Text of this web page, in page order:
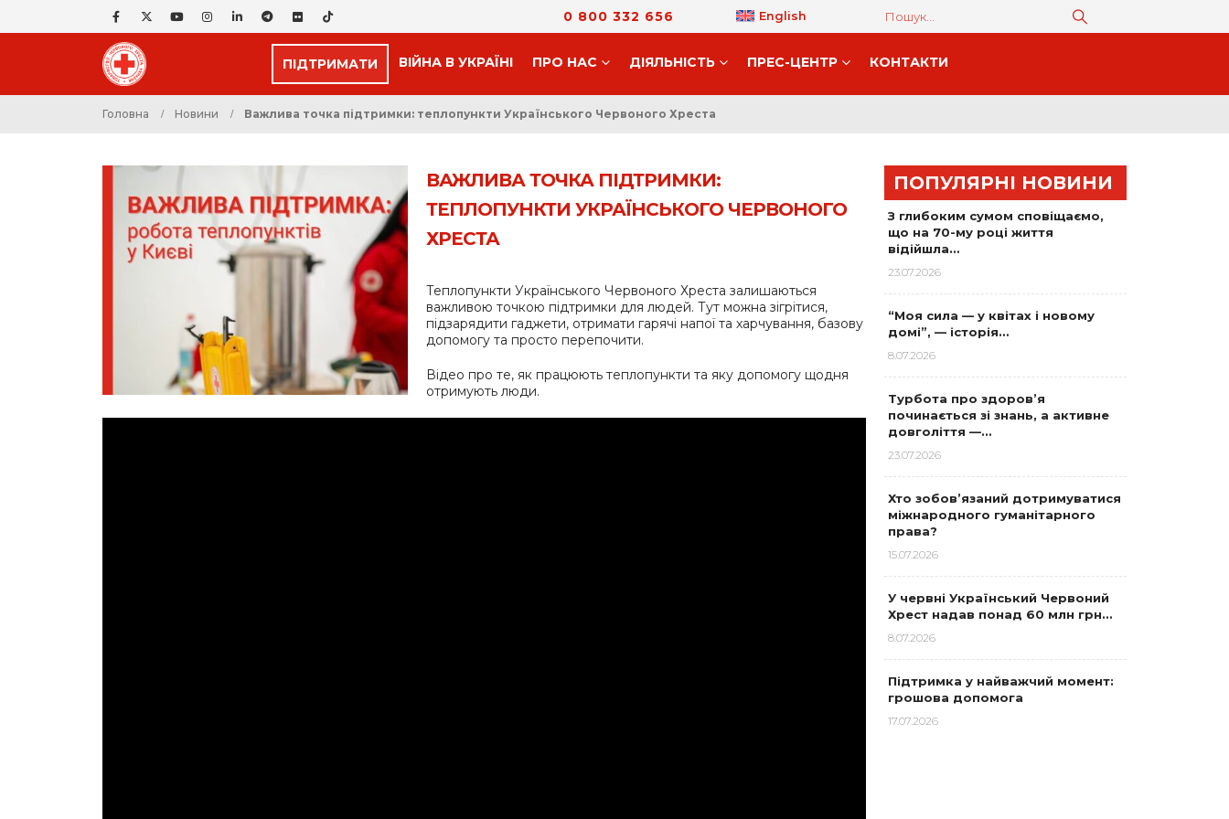
0 800 332 656 English
ПІДТРИМАТИ ВІЙНА В УКРАЇНІ ПРО НАС ДIЯЛЬНIСТЬ ПРЕС-ЦЕНТР КОНТАКТИ
Головна Новини Важлива точка підтримки: теплопункти Українського Червоного Хреста
ВАЖЛИВА ТОЧКА ПІДТРИМКИ:
ТЕПЛОПУНКТИ УКРАЇНСЬКОГО ЧЕРВОНОГО
ХРЕСТА
Теплопункти Українського Червоного Хреста залишаються
важливою точкою підтримки для людей. Тут можна зігрітися,
підзарядити гаджети, отримати гарячі напої та харчування, базову
допомогу та просто перепочити.
Відео про те, як працюють теплопункти та яку допомогу щодня
отримують люди.
ПОПУЛЯРНІ НОВИНИ
З глибоким сумом сповіщаємо,
що на 70-му році життя
відійшла…
23.07.2026
“Моя сила — у квітах і новому
домі”, — історія…
8.07.2026
Турбота про здоров’я
починається зі знань, а активне
довголіття —…
23.07.2026
Хто зобов’язаний дотримуватися
міжнародного гуманітарного
права?
15.07.2026
У червні Український Червоний
Хрест надав понад 60 млн грн…
8.07.2026
Підтримка у найважчий момент:
грошова допомога
17.07.2026